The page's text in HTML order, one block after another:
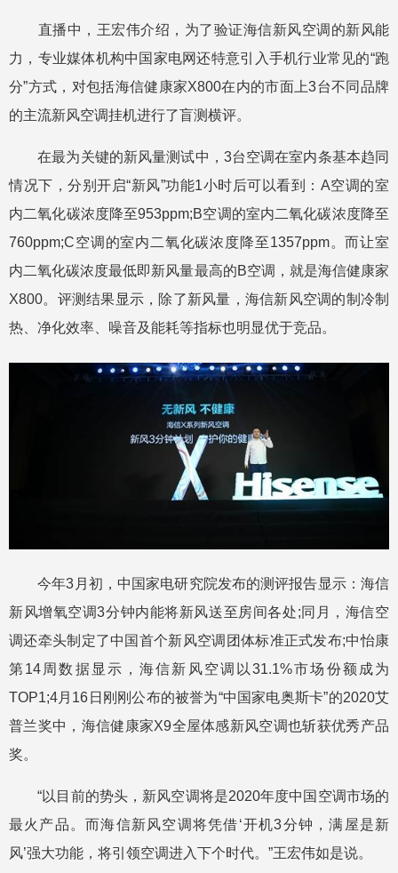
直播中，王宏伟介绍，为了验证海信新风空调的新风能
力，专业媒体机构中国家电网还特意引入手机行业常见的“跑
分”方式，对包括海信健康家X800在内的市面上3台不同品牌
的主流新风空调挂机进行了盲测横评。
在最为关键的新风量测试中，3台空调在室内条基本趋同
情况下，分别开启“新风”功能1小时后可以看到：A空调的室
内二氧化碳浓度降至953ppm;B空调的室内二氧化碳浓度降至
760ppm;C空调的室内二氧化碳浓度降至1357ppm。而让室
内二氧化碳浓度最低即新风量最高的B空调，就是海信健康家
X800。评测结果显示，除了新风量，海信新风空调的制冷制
热、净化效率、噪音及能耗等指标也明显优于竞品。
今年3月初，中国家电研究院发布的测评报告显示：海信
新风增氧空调3分钟内能将新风送至房间各处;同月，海信空
调还牵头制定了中国首个新风空调团体标准正式发布;中怡康
第14周数据显示，海信新风空调以31.1%市场份额成为
TOP1;4月16日刚刚公布的被誉为“中国家电奥斯卡”的2020艾
普兰奖中，海信健康家X9全屋体感新风空调也斩获优秀产品
奖。
“以目前的势头，新风空调将是2020年度中国空调市场的
最火产品。而海信新风空调将凭借‘开机3分钟，满屋是新
风’强大功能，将引领空调进入下个时代。”王宏伟如是说。